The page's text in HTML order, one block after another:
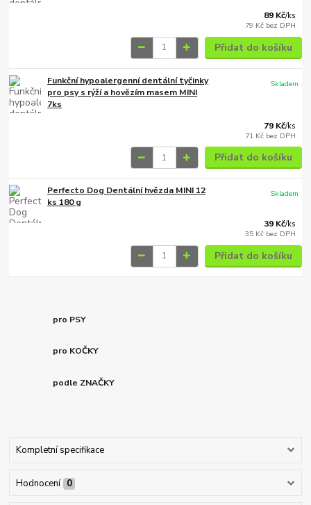
89 Kč/ks
79 Kč bez DPH
Přidat do košíku
Funkční hypoalergenní dentální tyčinky
pro psy s rýží a hovězím masem MINI
7ks
79 Kč/ks
71 Kč bez DPH
Skladem
Přidat do košíku
Perfecto Dog Dentální hvězda MINI 12
ks 180 g
39 Kč/ks
35 Kč bez DPH
Skladem
Přidat do košíku
pro PSY
pro KOČKY
podle ZNAČKY
Kompletní specifikace
Hodnocení 0